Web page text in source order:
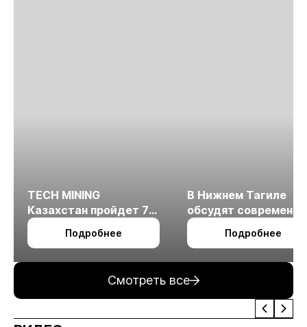
TECH MINING
Казахстан пройдет 7
октября в Алматы
Подробнее
В Нижнем Тагиле
обсудят
технологии
измельчения
Подробнее
Смотреть все